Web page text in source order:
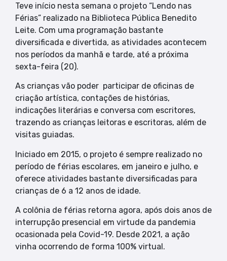
Teve início nesta semana o projeto “Lendo nas
Férias” realizado na Biblioteca Pública Benedito
Leite. Com uma programação bastante
diversificada e divertida, as atividades acontecem
nos períodos da manhã e tarde, até a próxima
sexta-feira (20).
As crianças vão poder participar de oficinas de
criação artística, contações de histórias,
indicações literárias e conversa com escritores,
trazendo as crianças leitoras e escritoras, além de
visitas guiadas.
Iniciado em 2015, o projeto é sempre realizado no
período de férias escolares, em janeiro e julho, e
oferece atividades bastante diversificadas para
crianças de 6 a 12 anos de idade.
A colônia de férias retorna agora, após dois anos de
interrupção presencial em virtude da pandemia
ocasionada pela Covid-19. Desde 2021, a ação
vinha ocorrendo de forma 100% virtual.